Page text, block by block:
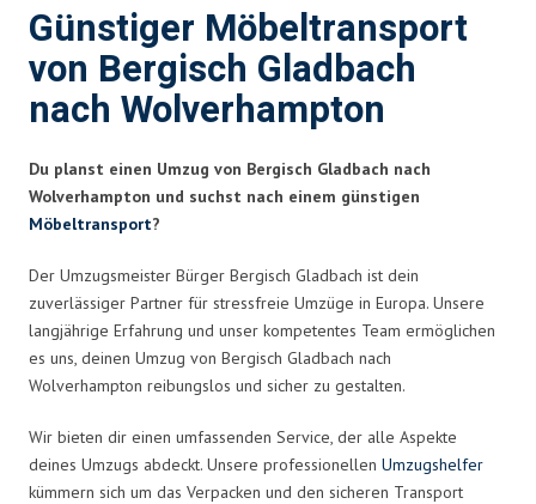
Günstiger Möbeltransport
von Bergisch Gladbach
nach Wolverhampton
Du planst einen Umzug von Bergisch Gladbach nach
Wolverhampton und suchst nach einem günstigen
Möbeltransport?
Der Umzugsmeister Bürger Bergisch Gladbach ist dein
zuverlässiger Partner für stressfreie Umzüge in Europa. Unsere
langjährige Erfahrung und unser kompetentes Team ermöglichen
es uns, deinen Umzug von Bergisch Gladbach nach
Wolverhampton reibungslos und sicher zu gestalten.
Wir bieten dir einen umfassenden Service, der alle Aspekte
deines Umzugs abdeckt. Unsere professionellen Umzugshelfer
kümmern sich um das Verpacken und den sicheren Transport